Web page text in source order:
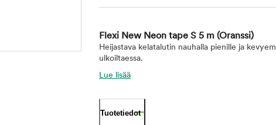
Flexi New Neon tape S 5 m (Oranssi)
Heijastava kelatalutin nauhalla pienille ja
ulkoiltaessa.
Lue lisää
Tuotetiedot